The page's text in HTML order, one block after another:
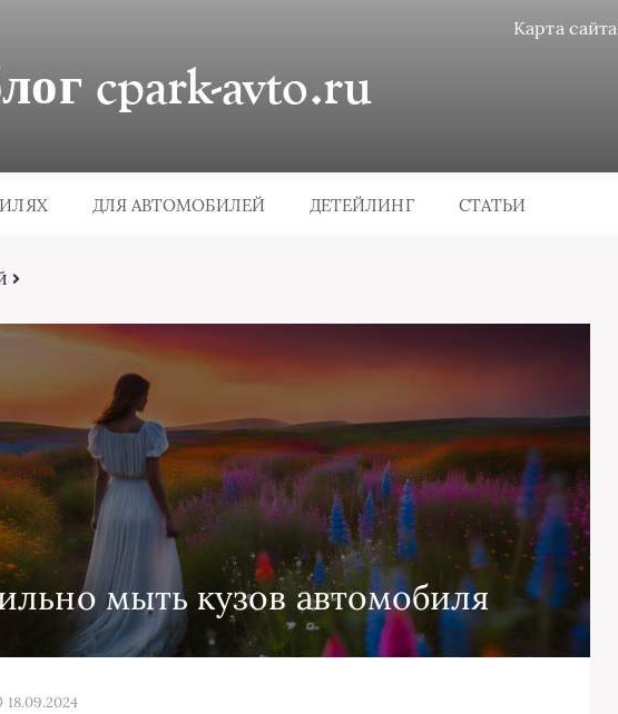
Карта сайта
cpark-avto.ru
ДЛЯ АВТОМОБИЛЕЙ ДЕТЕЙЛИНГ СТАТЬИ
мыть кузов автомобиля
18.09.2024